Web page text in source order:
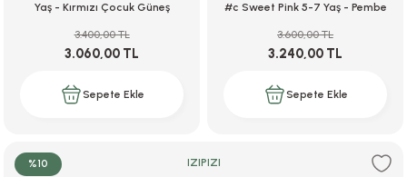
Yaş - Kırmızı Çocuk Güneş
3.060,00 TL
3.400,00 TL
Sepete Ekle
#c Sweet Pink 5-7 Yaş - Pembe
3.240,00 TL
3.600,00 TL
Sepete Ekle
%10
IZIPIZI